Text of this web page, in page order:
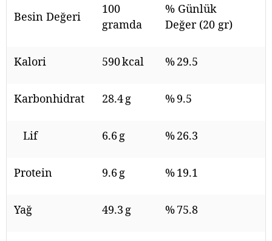
Besin Değeri
100
gramda
% Günlük
Değer (20 gr)
Kalori 590 kcal % 29.5
Karbonhidrat 28.4 g % 9.5
Lif 6.6 g % 26.3
Protein 9.6 g % 19.1
Yağ 49.3 g % 75.8